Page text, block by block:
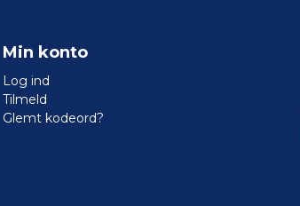
Min konto
Log ind
Tilmeld
Glemt kodeord?